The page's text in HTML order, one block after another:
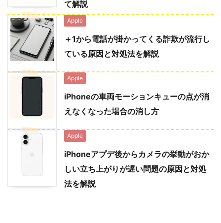
て解説
Apple
＋1から電話が掛かってくる詐欺が流行し
ている原因と対処法を解説
Apple
iPhoneの車両モーションキューの点が消
えなくなった場合の消し方
Apple
iPhoneアプデ後からカメラの挙動がおか
しい立ち上がりが遅い問題の原因と対処
法を解説